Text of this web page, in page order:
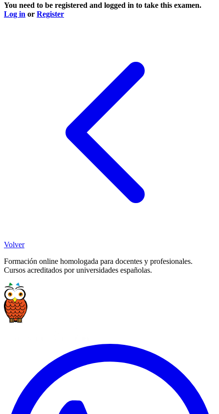
You need to be registered and logged in to take this examen.
Log in or Register
Volver
Formación online homologada para docentes y profesionales.
Cursos acreditados por universidades españolas.